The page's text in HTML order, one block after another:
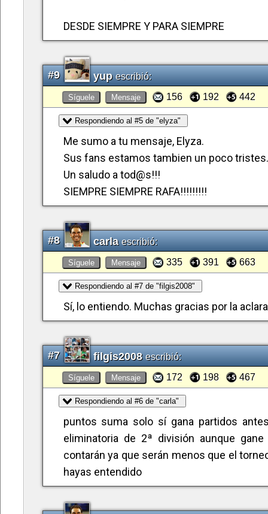
DESDE SIEMPRE Y PARA SIEMPRE
#9 yupescribió:
Síguele Mensaje 156 192 442
Respondiendo al #5 de "elyza"
Me sumo a tu mensaje, Elyza.
Sus fans estamos tambien un poco tristes.
Un saludo a tod@s!!!
SIEMPRE SIEMPRE RAFA!!!!!!!!!
#8 carlaescribió:
Síguele Mensaje 335 391 663
Respondiendo al #7 de "filgis2008"
Sí, lo entiendo. Muchas gracias por la
#7 filgis2008escribió:
Síguele Mensaje 172 198 467
Respondiendo al #6 de "carla"
puntos suma solo sí gana partidos
eliminatoria de 2ª división aunque
contarán ya que serán menos que el
hayas entendido